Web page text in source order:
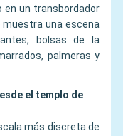
en un transbordador
muestra una escena
bolsas de la
palmeras y
el templo de
más discreta de